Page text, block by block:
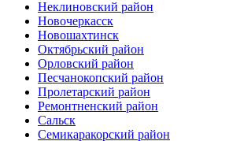
Неклиновский район
Новочеркасск
Новошахтинск
Октябрьский район
Орловский район
Песчанокопский район
Пролетарский район
Ремонтненский район
Сальск
Семикаракорский район